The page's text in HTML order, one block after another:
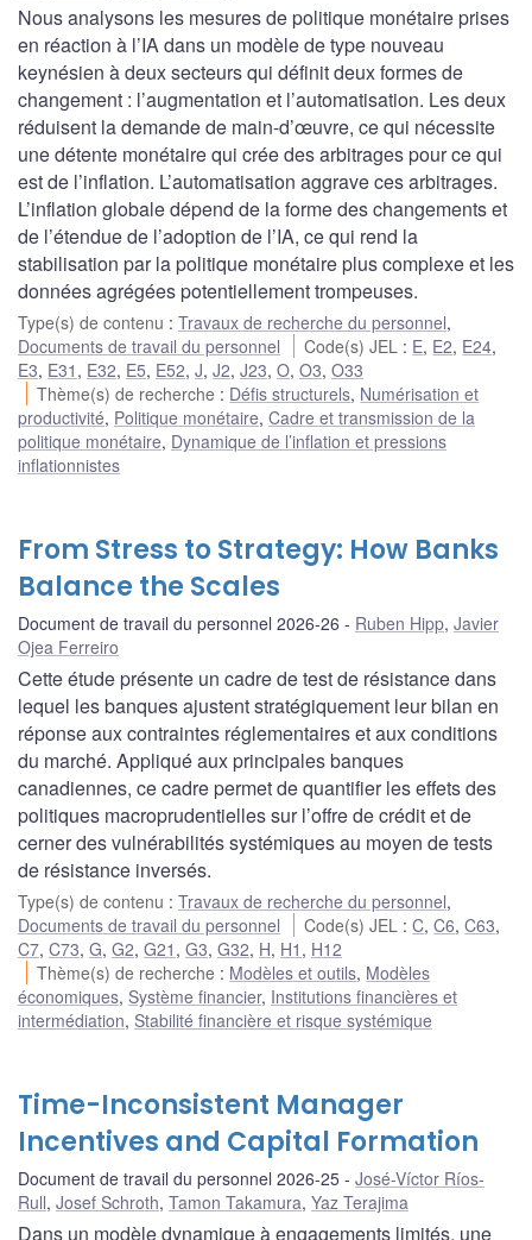
Nous analysons les mesures de politique monétaire prises
en réaction à l’IA dans un modèle de type nouveau
keynésien à deux secteurs qui définit deux formes de
changement : l’augmentation et l’automatisation. Les deux
réduisent la demande de main-d’œuvre, ce qui nécessite
une détente monétaire qui crée des arbitrages pour ce qui
est de l’inflation. L’automatisation aggrave ces arbitrages.
L’inflation globale dépend de la forme des changements et
de l’étendue de l’adoption de l’IA, ce qui rend la
stabilisation par la politique monétaire plus complexe et les
données agrégées potentiellement trompeuses.
Type(s) de contenu : Travaux de recherche du personnel,
Documents de travail du personnel
Code(s) JEL : E, E2, E24,
E3, E31 , E32, E5, E52, J, J2, J23, O, O3, O33
Thème(s) de recherche : Défis structurels, Numérisation et
productivité, Politique monétaire, Cadre et transmission de la
politique monétaire, Dynamique de l’inflation et pressions
inflationnistes
From Stress to Strategy: How Banks
Balance the Scales
Document de travail du personnel 2026-26 Ruben Hipp, Javier
Ojea Ferreiro
Cette étude présente un cadre de test de résistance dans
lequel les banques ajustent stratégiquement leur bilan en
réponse aux contraintes réglementaires et aux conditions
du marché. Appliqué aux principales banques
canadiennes, ce cadre permet de quantifier les effets des
politiques macroprudentielles sur l’offre de crédit et de
cerner des vulnérabilités systémiques au moyen de tests
de résistance inversés.
Type(s) de contenu : Travaux de recherche du personnel,
Documents de travail du personnel
Code(s) JEL :C,C6,C63,
C7, C73, G, G2, G21 , G3, G32, H, H1 , H12
Thème(s) de recherche : Modèles et outils, Modèles
économiques, Système financier, Institutions financières et
intermédiation, Stabilité financière et risque systémique
Time-Inconsistent Manager
Incentives and Capital Formation
Document de travail du personnel 2026-25
José-Víctor Ríos-
Rull, Josef Schroth, Tamon Takamura, Yaz Terajima
Dans un modèle dynamique à engagements limités, une